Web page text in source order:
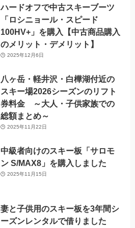
ハードオフで中古スキーブーツ
「ロシニョール・スピード
100HV+」を購入【中古商品購入
のメリット・デメリット】
2025年12月6日
八ヶ岳・軽井沢・白樺湖付近の
スキー場2026シーズンのリフト
券料金 ～大人・子供家族での
総額まとめ～
2025年11月22日
中級者向けのスキー板「サロモ
ン S/MAX8」を購入しました
2025年11月15日
妻と子供用のスキー板を3年間シ
ーズンレンタルで借りました